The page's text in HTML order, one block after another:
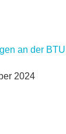
an der
2024